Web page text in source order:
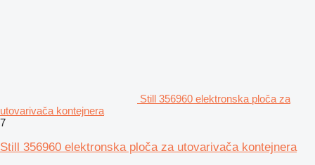
Still 356960 elektronska ploča za
utovarivača kontejnera
7
Still 356960 elektronska ploča za utovarivača kontejnera